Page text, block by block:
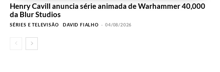
Henry Cavill anuncia série animada de Warhammer 40,000
da Blur Studios
SÉRIES E TELEVISÃO DAVID FIALHO - 04/08/2026